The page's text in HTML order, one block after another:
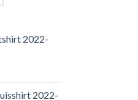
2022-
2022-